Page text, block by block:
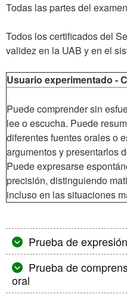
Todas las partes del
Todos los certificados del
validez en la UAB y en el
Usuario experimentado -
Puede comprender sin
lee o escucha. Puede
diferentes fuentes orales o
argumentos y presentarlos
Puede expresarse
precisión, distinguiendo
incluso en las situaciones
Prueba de
oral